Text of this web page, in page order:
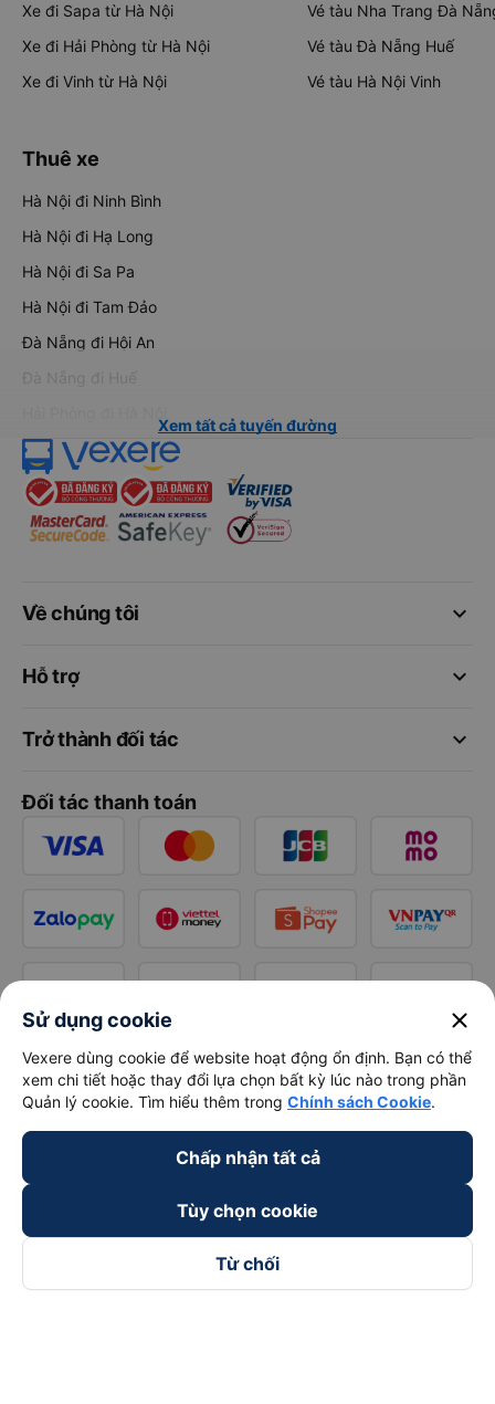
Xe đi Sapa từ Hà Nội
Xe đi Hải Phòng từ Hà Nội
Xe đi Vinh từ Hà Nội
Vé tàu Nha Trang Đà
Vé tàu Đà Nẵng Huế
Vé tàu Hà Nội Vinh
Thuê xe
Hà Nội đi Ninh Bình
Hà Nội đi Hạ Long
Hà Nội đi Sa Pa
Hà Nội đi Tam Đảo
Đà Nẵng đi Hội An
Đà Nẵng đi Huế
Xem tất cả tuyến đường
keyboard_arrow_down
Về chúng tôi
keyboard_arrow_down
Hỗ trợ
keyboard_arrow_down
Trở thành đối tác
Đối tác thanh toán
Sử dụng cookie close
Vexere dùng cookie để website hoạt động ổn định. Bạn có thể
xem chi tiết hoặc thay đổi lựa chọn bất kỳ lúc nào trong phần
Quản lý cookie. Tìm hiểu thêm trong Chính sách Cookie.
Chấp nhận tất cả
Tùy chọn cookie
Từ chối